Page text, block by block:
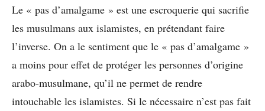
Le « pas d’amalgame » est une escroquerie qui sacrifie
les musulmans aux islamistes, en prétendant faire
l’inverse. On a le sentiment que le « pas d’amalgame »
a moins pour effet de protéger les personnes d’origine
arabo-musulmane, qu’il ne permet de rendre
intouchable les islamistes. Si le nécessaire n’est pas fait